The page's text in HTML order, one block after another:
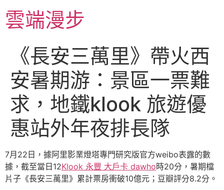
至雲端漫步
《長安三萬里》帶火西
安暑期游：景區一票難
求，地鐵klook 旅遊優
惠站外年夜排長隊
7月22日，據阿里影業燈塔專門研究版官方weibo表露的數
據，截至當日12Klook 永豐 大戶卡 dawho時20分，暑期檔
片子《長安三萬里》累計票房衝破10億元；豆瓣評分8.2分。